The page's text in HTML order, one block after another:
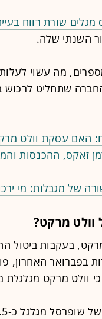
שורת רווח
השנתי שלה.
מה עשוי
שתחליט לרכוש
האם עסקת וולט
זאקס, ההכנסות
של מגבלות: מי
מרקט?
בעקבות ביטול
בפברואר האחרון,
מגלגלת מעל 650 מיליון שקל